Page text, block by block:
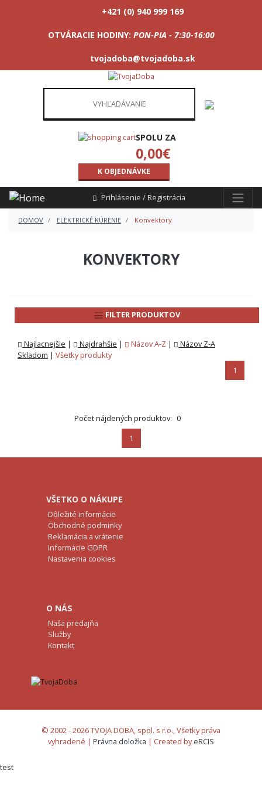
+421 (0) 940 999 169
OTVÁRACIE HODINY: PON-PIA - 7:30-16:00
tvojadoba@tvojadoba.sk
SPOLU ZA
0,00€
K OBJEDNÁVKE
Prihlásenie / Registrácia
DOMOV ELEKTRICKÉ KÚRENIE Konvektory
KONVEKTORY
FILTER PRODUKTOV
Najlacnejšie | Najdrahšie | Názov A-Z |
Názov Z-A
Skladom | Všetky produkty
1
Počet nájdených produktov: 0
1
VŠETKO O NÁKUPE
Dôležité informácie
Obchodné podminky
Reklamácia a vrátenie
Informácie GDPR
Nastavenia cookies
O NÁS
Naša predajňa
Služby
Kontakt
© 2002 - 2026 TVOJA DOBA, spol. s r.o., Všetky práva
vyhradené | Právna doložka | Created byeRCIS
test